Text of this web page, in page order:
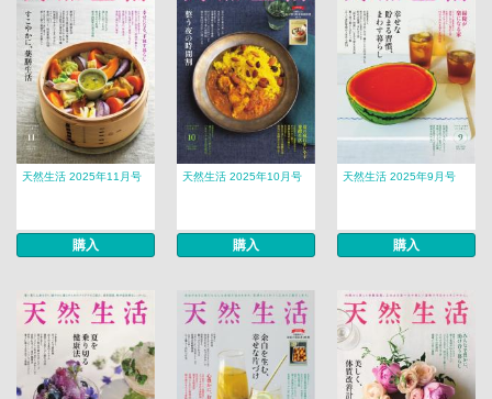
天然生活 2025年11月号
購入
天然生活 2025年10月号
購入
天然生活 2025年9月号
購入